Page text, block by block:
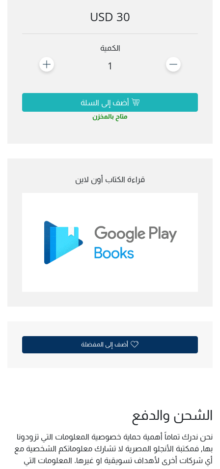
30 USD
الكمية
1
أضف إلى السلة
متاح بالمخزن
قراءة الكتاب أون لاين
أضف إلى المفضلة
الشحن والدفع
نحن ندرك تماماً أهمية حماية خصوصية المعلومات التي تزودونا
بها, فمكتبة الأنجلو المصرية لا تشارك معلوماتكم الشخصية مع
أي شركات أخرى لأهداف تسويقية او غيرها. المعلومات التي